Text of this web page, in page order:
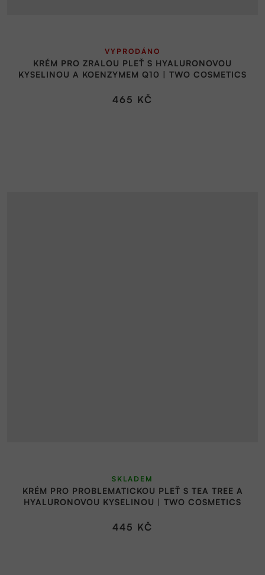
KRÉM PRO ZRALOU PLEŤ S HYALURONOVOU
KYSELINOU A KOENZYMEM Q10 | TWO COSMETICS
hodnocení
produktu
5,0
VYPRODÁNO
465 KČ
KRÉM PRO PROBLEMATICKOU PLEŤ S TEA TREE A
HYALURONOVOU KYSELINOU | TWO COSMETICS
SKLADEM
445 KČ